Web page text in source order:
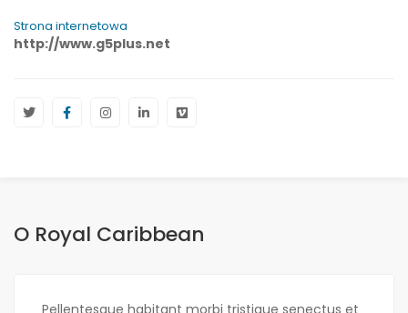
Strona internetowa
http://www.g5plus.net
O Royal Caribbean
Pellentesque habitant morbi tristique senectus et